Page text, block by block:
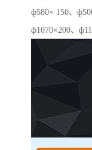
ф580× 150、
ф1070×200、